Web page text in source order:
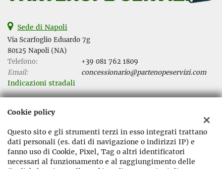
Sede di Napoli
Via Scarfoglio Eduardo 7g
80125 Napoli (NA)
Telefono:
+39 081 762 1809
Email:
concessionario@partenopeservizi.com
Indicazioni stradali
Dati fiscali:
Partenope Servizi Srl
Via Scarfoglio Eduardo 7g, Napoli (NA)
C.F/P.IVA: 08371021216
Registro delle imprese:NA
Cookie policy
Questo sito e gli strumenti terzi in esso integrati trattano
dati personali (es. dati di navigazione o indirizzi IP) e
fanno uso di Cookie, Pixel, Tag o altri identificatori
necessari al funzionamento e al raggiungimento delle